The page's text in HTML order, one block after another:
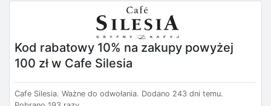
Kod rabatowy 10% na zakupy powyżej
100 zł w Cafe Silesia
Cafe Silesia. Ważne do odwołania. Dodano 243 dni temu.